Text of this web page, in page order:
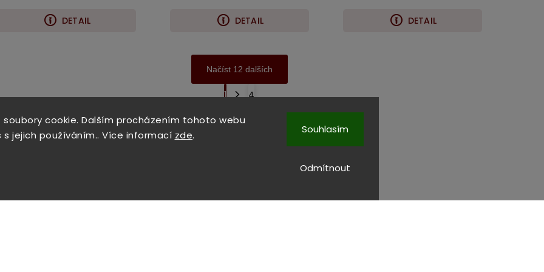
cookie. Dalším procházením tohoto webu
jejich používáním.. Více informací zde.
Odmítnout
Souhlasím
DETAIL DETAIL DETAIL
Načíst 12 dalších
1
4
Nahoru